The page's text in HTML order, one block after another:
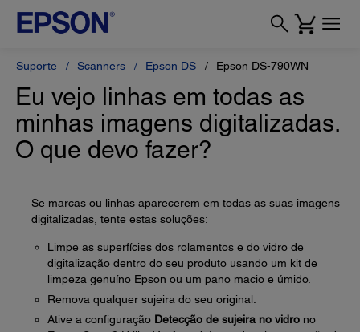
Suporte Scanners Epson DS Epson DS-790WN
Eu vejo linhas em todas as
minhas imagens digitalizadas.
O que devo fazer?
Se marcas ou linhas aparecerem em todas as suas imagens
digitalizadas, tente estas soluções:
Limpe as superfícies dos rolamentos e do vidro de
digitalização dentro do seu produto usando um kit de
limpeza genuíno Epson ou um pano macio e úmido.
Remova qualquer sujeira do seu original.
Ative a configuração Detecção de sujeira no vidro no